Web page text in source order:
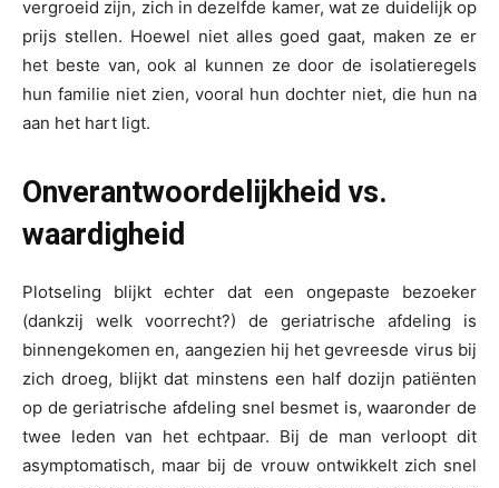
vergroeid zijn, zich in dezelfde kamer, wat ze duidelijk op
prijs stellen. Hoewel niet alles goed gaat, maken ze er
het beste van, ook al kunnen ze door de isolatieregels
hun familie niet zien, vooral hun dochter niet, die hun na
aan het hart ligt.
Onverantwoordelijkheid vs.
waardigheid
Plotseling blijkt echter dat een ongepaste bezoeker
(dankzij welk voorrecht?) de geriatrische afdeling is
binnengekomen en, aangezien hij het gevreesde virus bij
zich droeg, blijkt dat minstens een half dozijn patiënten
op de geriatrische afdeling snel besmet is, waaronder de
twee leden van het echtpaar. Bij de man verloopt dit
asymptomatisch, maar bij de vrouw ontwikkelt zich snel